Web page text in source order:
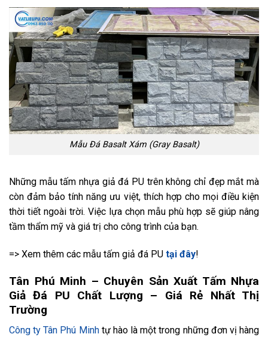
Mẫu Đá Basalt Xám (Gray Basalt)
Những mẫu tấm nhựa giả đá PU trên không chỉ đẹp mắt mà
còn đảm bảo tính năng ưu việt, thích hợp cho mọi điều kiện
thời tiết ngoài trời. Việc lựa chọn mẫu phù hợp sẽ giúp nâng
tầm thẩm mỹ và giá trị cho công trình của bạn.
=> Xem thêm các mẫu tấm giả đá PU tại đây!
Tân Phú Minh – Chuyên Sản Xuất Tấm Nhựa
Giả Đá PU Chất Lượng – Giá Rẻ Nhất Thị
Trường
Công ty Tân Phú Minhtự hào là một trong những đơn vị hàng